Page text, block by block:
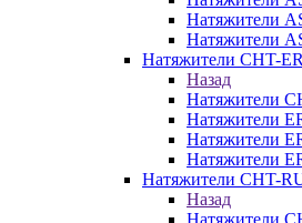
Натяжители
Натяжители
Натяжители CHT-
Назад
Натяжители
Натяжители
Натяжители
Натяжители
Натяжители CHT-
Назад
Натяжители